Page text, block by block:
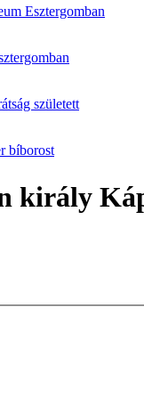
Esztergomban
született
bíborost
király